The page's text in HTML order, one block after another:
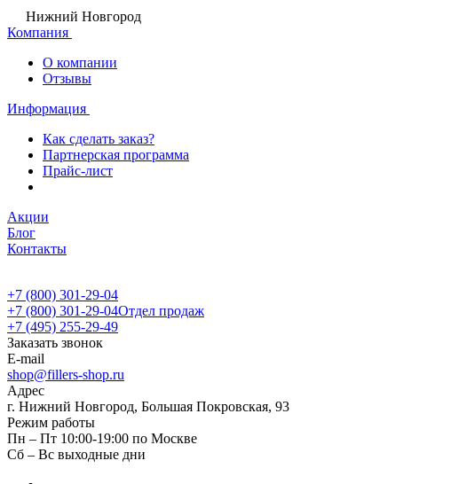
Нижний Новгород
Компания
О компании
Отзывы
Информация
Как сделать заказ?
Партнерская программа
Прайс-лист
Акции
Блог
Контакты
+7 (800) 301-29-04
+7 (800) 301-29-04Отдел продаж
+7 (495) 255-29-49
Заказать звонок
E-mail
shop@fillers-shop.ru
Адрес
г. Нижний Новгород, Большая Покровская, 93
Режим работы
Пн – Пт 10:00-19:00 по Москве
Сб – Вс выходные дни